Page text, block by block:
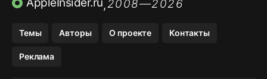
AppleInsider.ru,2008—2026
Темы Авторы О проекте Контакты
Реклама